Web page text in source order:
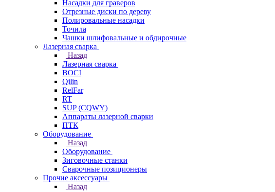
Насадки для граверов
Отрезные диски по дереву
Полировальные насадки
Точила
Чашки шлифовальные и обдирочные
Лазерная сварка
Назад
Лазерная сварка
BOCI
Qilin
RelFar
RT
SUP (CQWY)
Аппараты лазерной сварки
ПТК
Оборудование
Назад
Оборудование
Зиговочные станки
Сварочные позиционеры
Прочие аксессуары
Назад